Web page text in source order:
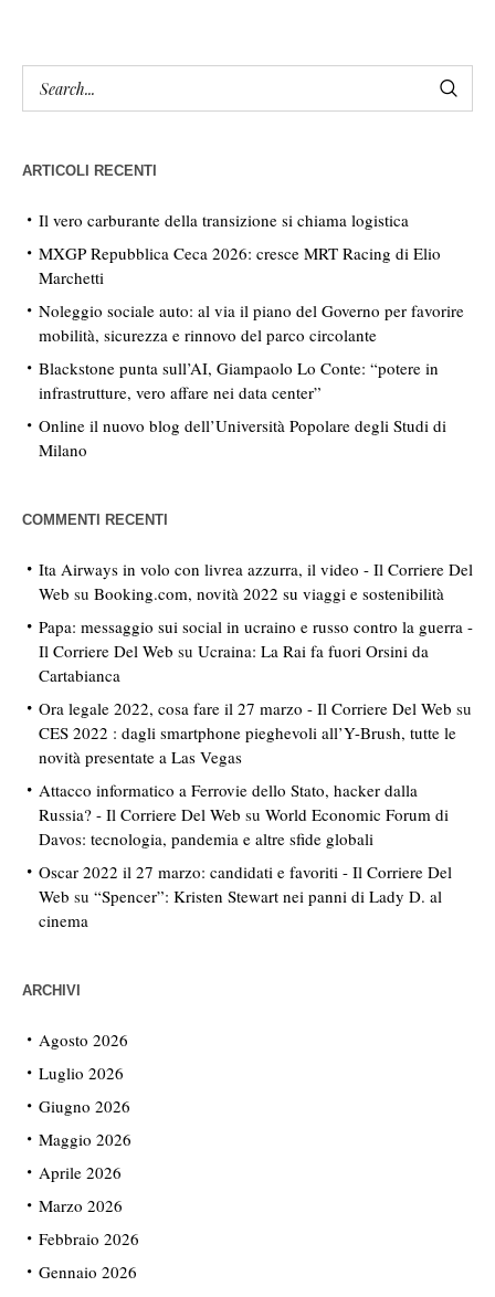
ARTICOLI RECENTI
Il vero carburante della transizione si chiama logistica
MXGP Repubblica Ceca 2026: cresce MRT Racing di Elio
Marchetti
Noleggio sociale auto: al via il piano del Governo per favorire
mobilità, sicurezza e rinnovo del parco circolante
Blackstone punta sull’AI, Giampaolo Lo Conte: “potere in
infrastrutture, vero affare nei data center”
Online il nuovo blog dell’Università Popolare degli Studi di
Milano
COMMENTI RECENTI
Ita Airways in volo con livrea azzurra, il video - Il Corriere Del
Web su Booking.com, novità 2022 su viaggi e sostenibilità
Papa: messaggio sui social in ucraino e russo contro la guerra -
Il Corriere Del Web su Ucraina: La Rai fa fuori Orsini da
Cartabianca
Ora legale 2022, cosa fare il 27 marzo - Il Corriere Del Web su
CES 2022 : dagli smartphone pieghevoli all’Y-Brush, tutte le
novità presentate a Las Vegas
Attacco informatico a Ferrovie dello Stato, hacker dalla
Russia? - Il Corriere Del Web su World Economic Forum di
Davos: tecnologia, pandemia e altre sfide globali
Oscar 2022 il 27 marzo: candidati e favoriti - Il Corriere Del
Web su “Spencer”: Kristen Stewart nei panni di Lady D. al
cinema
ARCHIVI
Agosto 2026
Luglio 2026
Giugno 2026
Maggio 2026
Aprile 2026
Marzo 2026
Febbraio 2026
Gennaio 2026